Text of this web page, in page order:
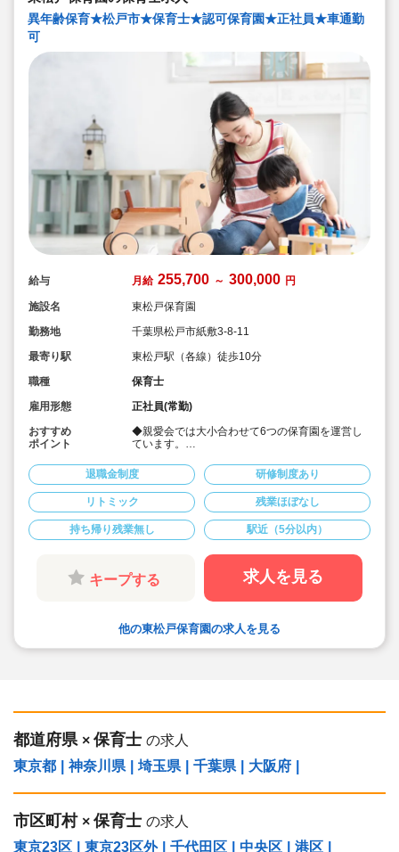
異年齢保育★松戸市★保育士★認可保育園★正社員★車通勤
可
給与 月給 255,700 ～ 300,000 円
施設名
東松戸保育園
勤務地
千葉県松戸市紙敷3-8-11
最寄り駅
東松戸駅（各線）徒歩10分
職種
保育士
雇用形態
正社員(常勤)
おすすめ
ポイント
◆親愛会では大小合わせて6つの保育園を運営し
ています。
の保育理念のもと、0、1、2歳児では担当制保育
を取り入れています。
◆3、4、5歳児は異年齢を行っています。
◆ノンコンタクトタイム導入
◆車通勤可
◆行政の借上社宅制度（最長5年）に加え、終了
後も法人独自の住宅支援制度を継続
退職金制度 研修制度あり
リトミック 残業ほぼなし
持ち帰り残業無し 駅近（5分以内）
キープする 求人を見る
他の東松戸保育園の求人を見る
都道府県 × 保育士 の求人
東京都
神奈川県 埼玉県 千葉県 大阪府
市区町村 × 保育士 の求人
東京23区
東京23区外 千代田区 中央区 港区